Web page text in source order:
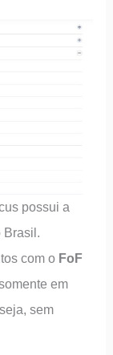
possui a
Brasil.
com o FoF
em
sem